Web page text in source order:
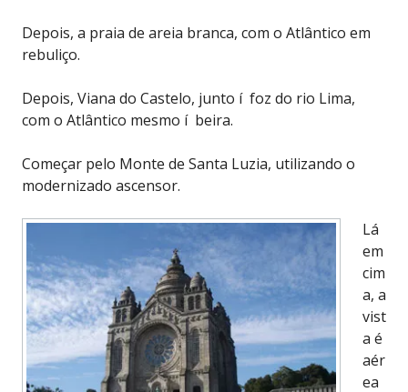
Depois, a praia de areia branca, com o Atlântico em
rebuliço.
Depois, Viana do Castelo, junto í foz do rio Lima,
com o Atlântico mesmo í beira.
Começar pelo Monte de Santa Luzia, utilizando o
modernizado ascensor.
Lá
em
cim
a, a
vist
a é
aér
ea